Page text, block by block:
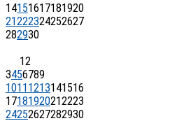
14151617181920
21222324252627
282930
12
3456789
1011 1213141516
17181920212223
24252627282930